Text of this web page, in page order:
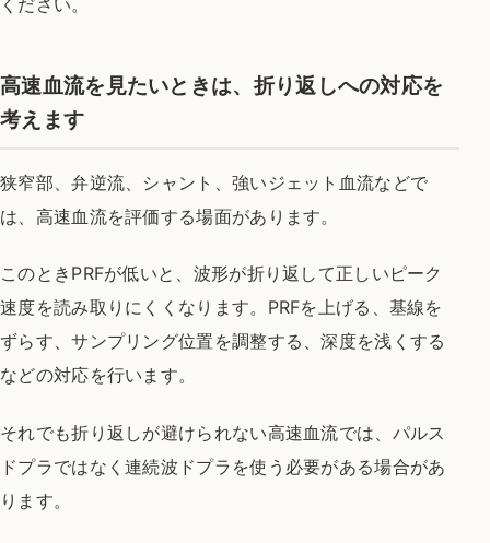
ください。
高速血流を見たいときは、折り返しへの対応を
考えます
狭窄部、弁逆流、シャント、強いジェット血流などで
は、高速血流を評価する場面があります。
このときPRFが低いと、波形が折り返して正しいピーク
速度を読み取りにくくなります。PRFを上げる、基線を
ずらす、サンプリング位置を調整する、深度を浅くする
などの対応を行います。
それでも折り返しが避けられない高速血流では、パルス
ドプラではなく連続波ドプラを使う必要がある場合があ
ります。